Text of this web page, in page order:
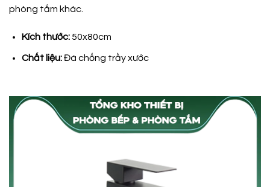
phòng tắm khác.
Kích thước:50x80cm
Chất liệu:Đá chống trầy xước